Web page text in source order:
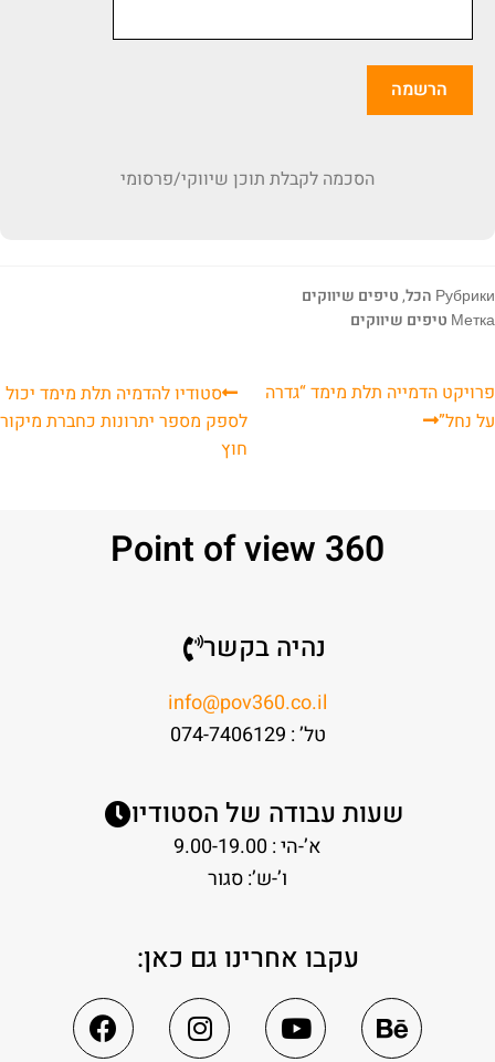
הסכמה לקבלת תוכן שיווקי/פרסומי
Рубрики הכל,טיפים שיווקים
Метка טיפים שיווקים
סטודיו להדמיה תלת מימד יכול
לספק מספר יתרונות כחברת מיקור
חוץ
פרויקט הדמייה תלת מימד “גדרה
על נחל”
Point of view 360
נהיה בקשר
info@pov360.co.il
טל’ : 074-7406129
שעות עבודה של הסטודיו
א’-הי : 9.00-19.00
ו’-ש’: סגור
עקבו אחרינו גם כאן: